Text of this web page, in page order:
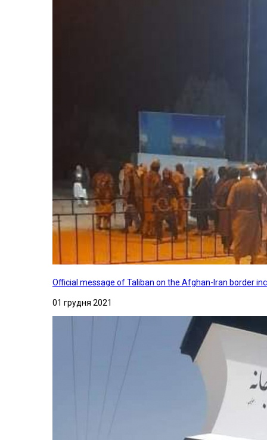
Official message of Taliban on the Afghan-Iran border
01 грудня 2021